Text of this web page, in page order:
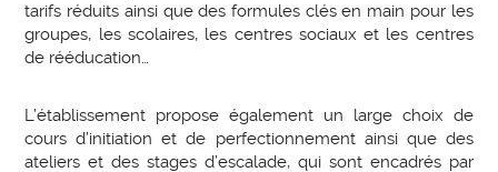
tarifs réduits ainsi que des formules clés en main pour les
groupes, les scolaires, les centres sociaux et les centres
de rééducation…
L’établissement propose également un large choix de
cours d’initiation et de perfectionnement ainsi que des
ateliers et des stages d’escalade, qui sont encadrés par